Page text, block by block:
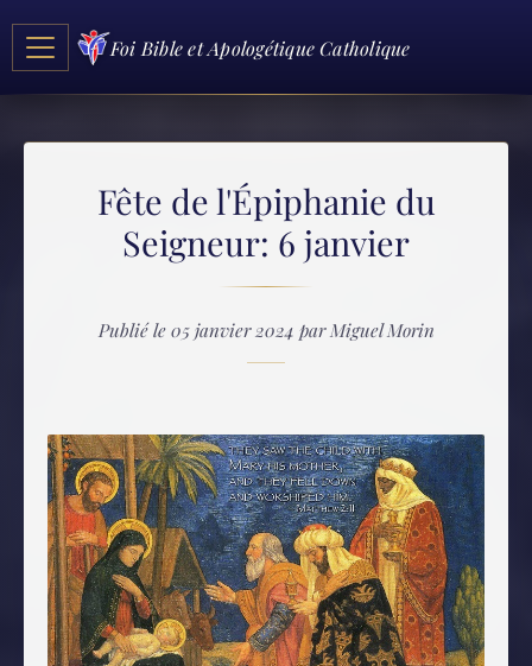
Foi Bible et Apologétique Catholique
Fête de l'Épiphanie du
Seigneur: 6 janvier
Publié le 05 janvier 2024 par Miguel Morin